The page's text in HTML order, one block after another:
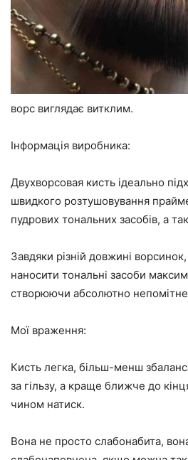
ворс виглядає витклим.
Інформація виробника:
Двухворсовая кисть ідеально
швидкого розтушовування
пудрових тональних засобів, а
Завдяки різній довжині
наносити тональні засоби
створюючи абсолютно
Мої враження:
Кисть легка, більш-менш
за гільзу, а краще ближче до
чином натиск.
Вона не просто слабонабита,